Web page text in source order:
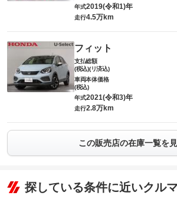
年式2019(令和1)年
走行4.5万km
フィット
支払総額
(税込)(リ済込)
車両本体価格
(税込)
年式2021(令和3)年
走行2.8万km
この販売店の在庫一覧を
探している条件に近いクルマ